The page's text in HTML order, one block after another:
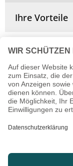
Ihre Vorteile